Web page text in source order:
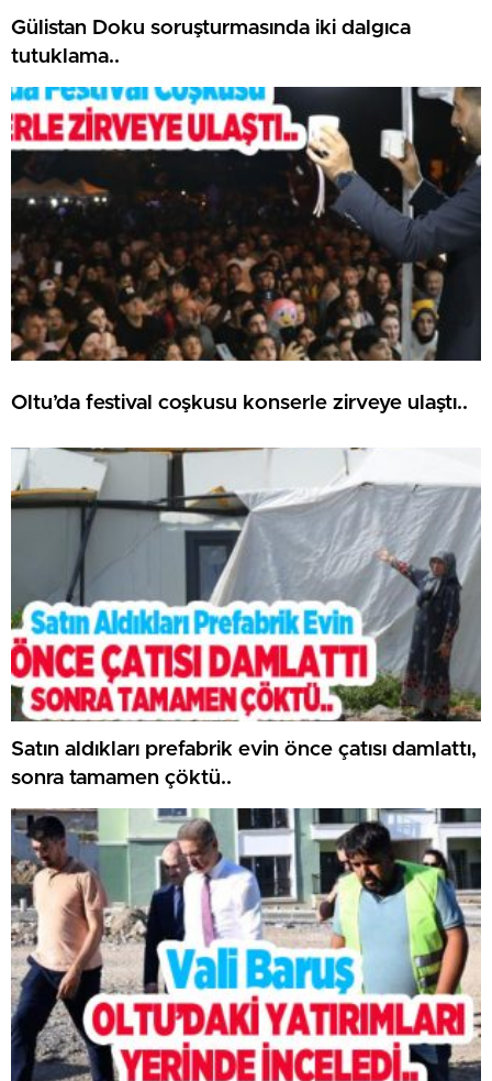
Gülistan Doku soruşturmasında iki dalgıca
tutuklama..
Oltu’da festival coşkusu konserle zirveye ulaştı..
Satın aldıkları prefabrik evin önce çatısı damlattı,
sonra tamamen çöktü..